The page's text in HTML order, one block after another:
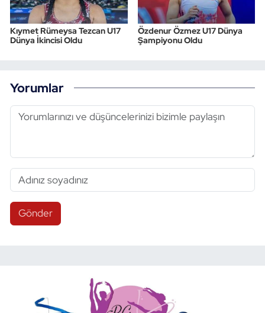
Kıymet Rümeysa Tezcan U17
Dünya İkincisi Oldu
Özdenur Özmez U17 Dünya
Şampiyonu Oldu
Yorumlar
Gönder